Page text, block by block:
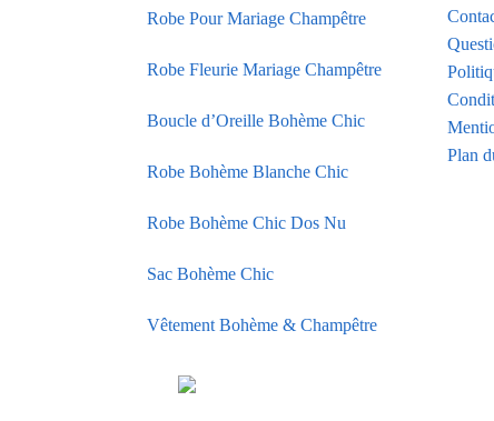
Robe Pour Mariage Champêtre
Robe Fleurie Mariage Champêtre
Boucle d’Oreille Bohème Chic
Robe Bohème Blanche Chic
Robe Bohème Chic Dos Nu
Sac Bohème Chic
Vêtement Bohème & Champêtre
Plan